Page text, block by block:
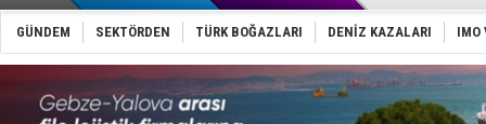
İTU AUV,
LNG
PROYAD,
Türkiye-
Türk
Deniz
GÜNDEM SEKTÖRDEN TÜRK BOĞAZLARI DENİZ KAZALARI IMO